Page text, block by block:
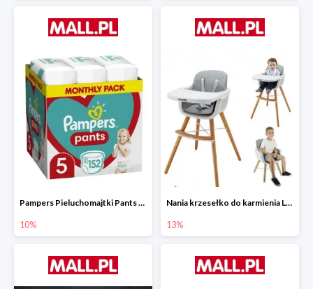
Pampers Pieluchomajtki Pants 5 (12-17 kg) 152 szt.
10%
Nania krzesełko do karmienia LUNA 2w1
13%